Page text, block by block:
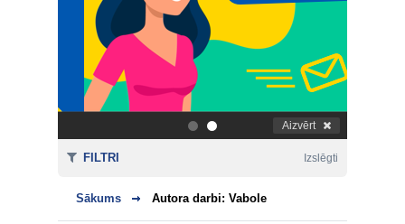
. Aizvērt
Sākums Autora darbi: Vabole
FILTRI Izslēgti